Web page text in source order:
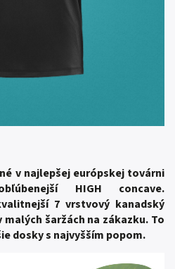
v najlepšej európskej továrni
HIGH concave.
7 vrstvový kanadský
malých šaržách na zákazku. To
dosky s najvyšším popom.